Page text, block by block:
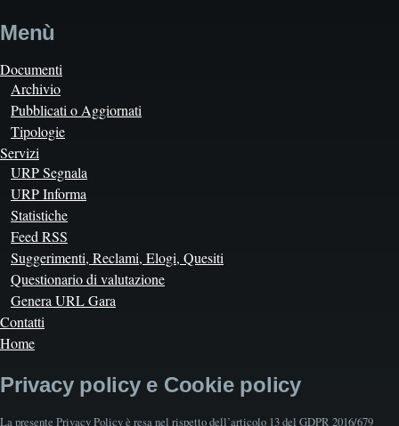
Menù
Documenti
Archivio
Pubblicati o Aggiornati
Tipologie
Servizi
URP Segnala
URP Informa
Statistiche
Feed RSS
Suggerimenti, Reclami, Elogi, Quesiti
Questionario di valutazione
Genera URL Gara
Contatti
Home
Privacy policy e Cookie policy
La presente Privacy Policy è resa nel rispetto dell’articolo 13 del GDPR 2016/679